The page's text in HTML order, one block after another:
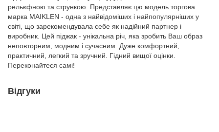
рельєфною та стрункою. Представляє цю модель торгова
марка MAIKLEN - одна з найвідоміших і найпопулярніших у
світі, що зарекомендувала себе як надійний партнер і
виробник. Цей піджак - унікальна річ, яка зробить Ваш образ
неповторним, модним і сучасним. Дуже комфортний,
практичний, легкий та зручний. Гідний вищої оцінки.
Переконайтеся самі!
Відгуки